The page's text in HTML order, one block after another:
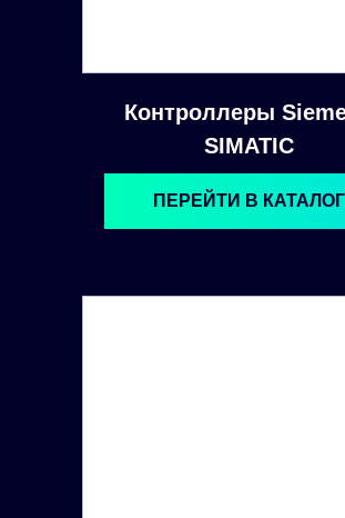
Контроллеры
SIMATIC
ПЕРЕЙТИ В КАТАЛОГ